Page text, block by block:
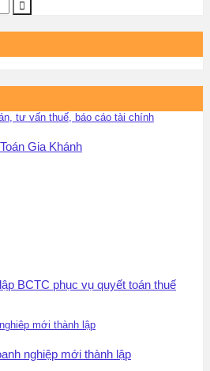
Gia Khánh
BCTC phục vụ quyết toán thuế
nghiệp mới thành lập